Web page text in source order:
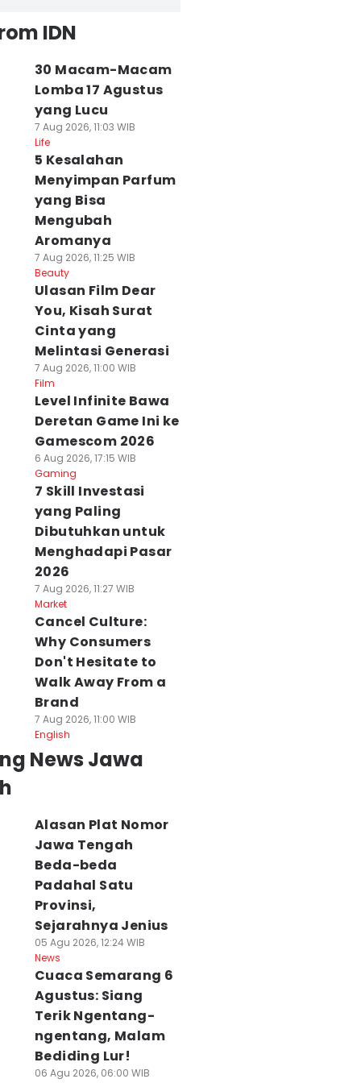
IDN
30 Macam-Macam
Lomba 17 Agustus
yang Lucu
7 Aug 2026, 11:03 WIB
Life
5 Kesalahan
Menyimpan Parfum
yang Bisa
Mengubah
Aromanya
7 Aug 2026, 11:25 WIB
Beauty
Ulasan Film Dear
You, Kisah Surat
Cinta yang
Melintasi Generasi
7 Aug 2026, 11:00 WIB
Film
Level Infinite Bawa
Deretan Game Ini ke
Gamescom 2026
6 Aug 2026, 17:15 WIB
Gaming
7 Skill Investasi
yang Paling
Dibutuhkan untuk
Menghadapi Pasar
2026
7 Aug 2026, 11:27 WIB
Market
Cancel Culture:
Why Consumers
Don't Hesitate to
Walk Away From a
Brand
7 Aug 2026, 11:00 WIB
English
News Jawa
Alasan Plat Nomor
Jawa Tengah
Beda-beda
Padahal Satu
Provinsi,
Sejarahnya Jenius
05 Agu 2026, 12:24 WIB
News
Cuaca Semarang 6
Agustus: Siang
Terik Ngentang-
ngentang, Malam
Bediding Lur!
06 Agu 2026, 06:00 WIB